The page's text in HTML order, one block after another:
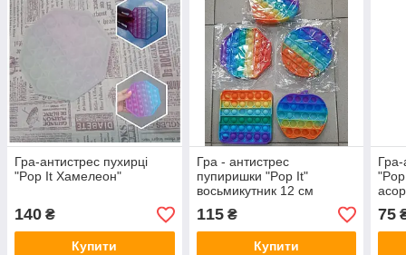
Гра-антистрес пухирці
"Pop It Хамелеон"
140 ₴
Купити
Гра - антистрес
пупиришки "Pop It"
восьмикутник 12 см
115₴
Купити
Гра-
75